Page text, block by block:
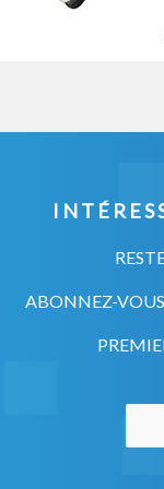
ABONNEZ-VOUS